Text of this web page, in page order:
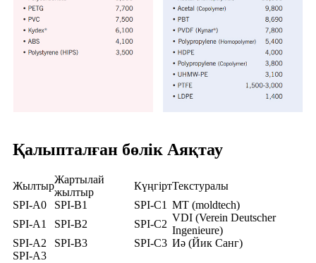
Қалыпталған бөлік Аяқтау
Жылтыр
Жартылай
жылтыр
КүңгіртТекстуралы
SPI-A0
SPI-B1 SPI-C1 MT (moldtech)
SPI-A1
SPI-B2 SPI-C2
VDI (Verein Deutscher
Ingenieure)
SPI-A2
SPI-B3 SPI-C3 Иә (Йик Санг)
SPI-A3